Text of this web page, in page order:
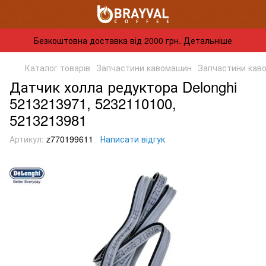
Безкоштовна доставка від 2000 грн. Детальніше
Каталог товарів Запчастини кавомашин Запчастини
Датчик холла редуктора Delonghi
5213213971, 5232110100,
5213213981
Артикул: z770199611 Написати відгук